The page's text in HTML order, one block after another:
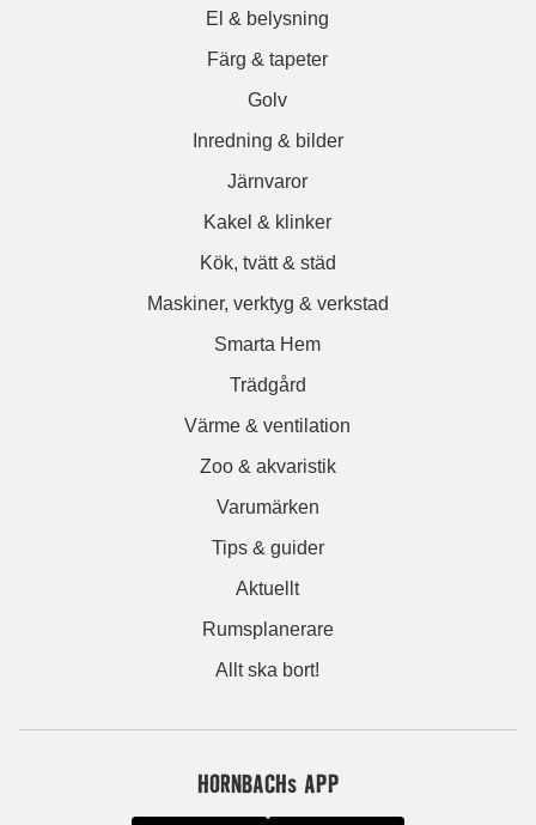
El & belysning
Färg & tapeter
Golv
Inredning & bilder
Järnvaror
Kakel & klinker
Kök, tvätt & städ
Maskiner, verktyg & verkstad
Smarta Hem
Trädgård
Värme & ventilation
Zoo & akvaristik
Varumärken
Tips & guider
Aktuellt
Rumsplanerare
Allt ska bort!
HORNBACHs APP